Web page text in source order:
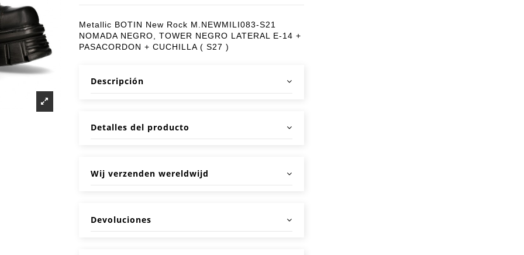
Metallic BOTIN New Rock M.NEWMILI083-S21
NOMADA NEGRO, TOWER NEGRO LATERAL E-14 +
PASACORDON + CUCHILLA ( S27 )
Descripción
Detalles del producto
Wij verzenden wereldwijd
Devoluciones